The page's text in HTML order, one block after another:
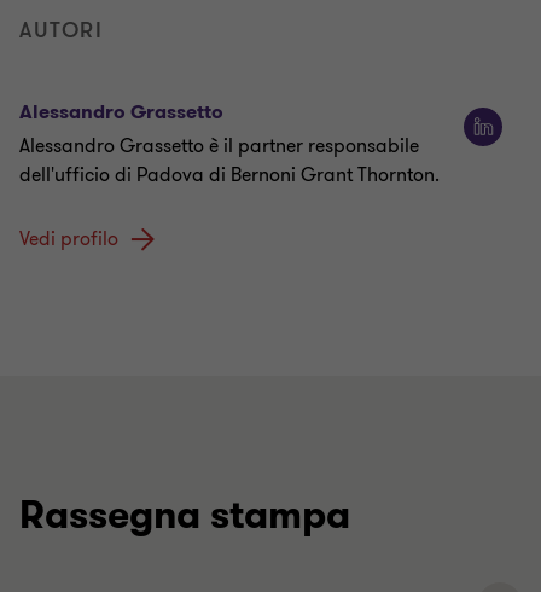
AUTORI
Alessandro Grassetto
Alessandro Grassetto è il partner responsabile
dell'ufficio di Padova di Bernoni Grant Thornton.
Vedi profilo
Rassegna stampa